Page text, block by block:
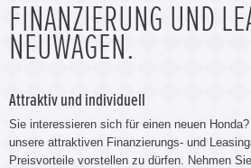
Gebrauchtwagen
Service & Zubehör
FINANZIERUNG UND
NEUWAGEN.
Attraktiv und individuell
Sie interessieren sich für einen neuen
unsere attraktiven Finanzierungs- und
Preisvorteile vorstellen zu dürfen. Nehmen